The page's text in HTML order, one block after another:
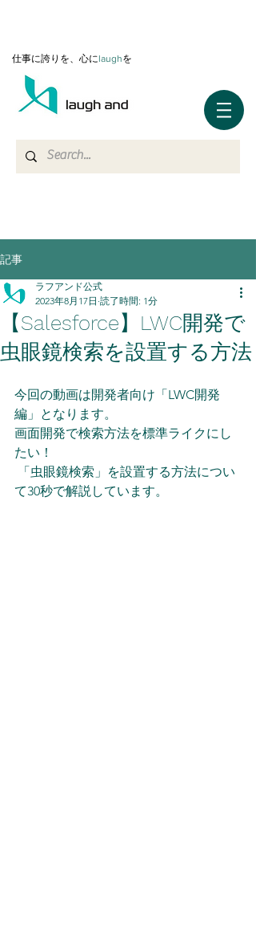
仕事に誇りを、心にlaughを
記事
【Salesforce】LWC開発で
虫眼鏡検索を設置する方法
ラフアンド公式
2023年8月17日 読了時間: 1分
今回の動画は開発者向け「LWC開発
編」となります。
画面開発で検索方法を標準ライクにし
たい！
て30秒で解説しています。